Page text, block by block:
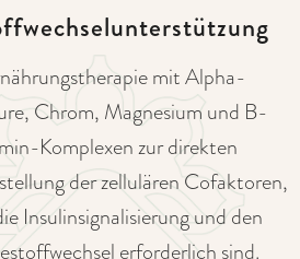
mit Alpha-
Chrom, Magnesium und B-
Komplexen zur direkten
der zellulären Cofaktoren,
Insulinsignalisierung und den
erforderlich sind.